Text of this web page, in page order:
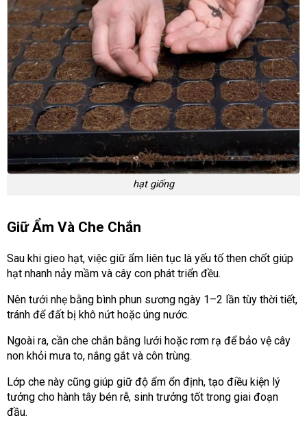
hạt giống
Giữ Ẩm Và Che Chắn
Sau khi gieo hạt, việc giữ ẩm liên tục là yếu tố then chốt giúp
hạt nhanh nảy mầm và cây con phát triển đều.
Nên tưới nhẹ bằng bình phun sương ngày 1–2 lần tùy thời tiết,
tránh để đất bị khô nứt hoặc úng nước.
Ngoài ra, cần che chắn bằng lưới hoặc rơm rạ để bảo vệ cây
non khỏi mưa to, nắng gắt và côn trùng.
Lớp che này cũng giúp giữ độ ẩm ổn định, tạo điều kiện lý
tưởng cho hành tây bén rễ, sinh trưởng tốt trong giai đoạn
đầu.